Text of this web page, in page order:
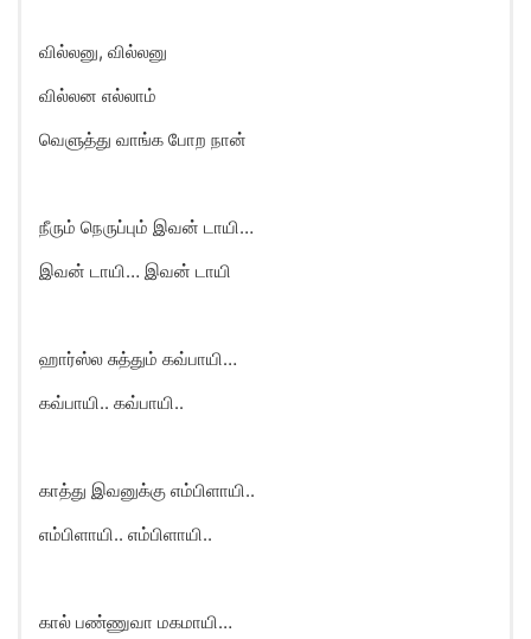
வில்லனு, வில்லனு
வில்லன எல்லாம்
வெளுத்து வாங்க போற நான்
நீரும் நெருப்பும் இவன் டாயி…
இவன் டாயி… இவன் டாயி
ஹார்ஸ்ல சுத்தும் கவ்பாயி…
கவ்பாயி.. கவ்பாயி..
காத்து இவனுக்கு எம்பிளாயி..
எம்பிளாயி.. எம்பிளாயி..
கால் பண்ணுவா மகமாயி…